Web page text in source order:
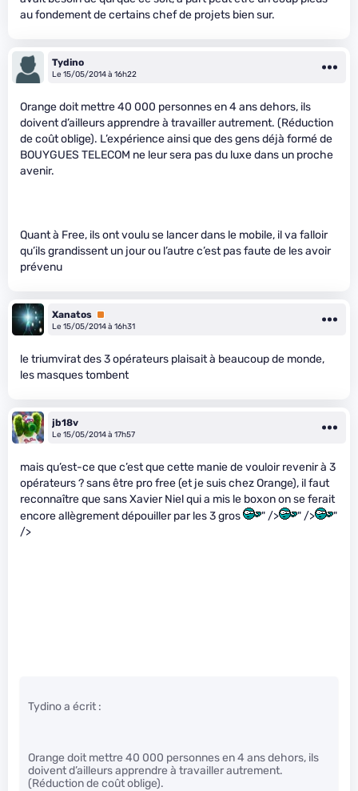
au fondement de certains chef de projets bien sur.
Tydino
Le 15/05/2014 à 16h22
Orange doit mettre 40 000 personnes en 4 ans dehors, ils
doivent d’ailleurs apprendre à travailler autrement. (Réduction
de coût oblige). L’expérience ainsi que des gens déjà formé de
BOUYGUES TELECOM ne leur sera pas du luxe dans un proche
avenir.
Quant à Free, ils ont voulu se lancer dans le mobile, il va falloir
qu’ils grandissent un jour ou l’autre c’est pas faute de les avoir
prévenu
Xanatos Premium
Le 15/05/2014 à 16h31
le triumvirat des 3 opérateurs plaisait à beaucoup de monde,
les masques tombent
jb18v
Le 15/05/2014 à 17h57
mais qu’est-ce que c’est que cette manie de vouloir revenir à 3
opérateurs ? sans être pro free (et je suis chez Orange), il faut
reconnaître que sans Xavier Niel qui a mis le boxon on se ferait
encore allègrement dépouiller par les 3 gros
" /> " />
"
/>
Tydino a écrit :
Orange doit mettre 40 000 personnes en 4 ans dehors, ils
doivent d’ailleurs apprendre à travailler autrement.
(Réduction de coût oblige).